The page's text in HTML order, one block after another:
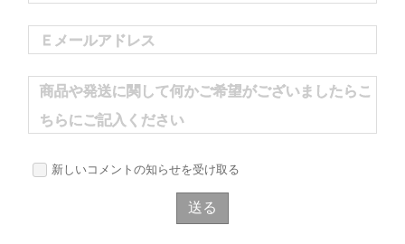
Ｅメールアドレス
商品や発送に関して何かご希望がございましたらこ
ちらにご記入ください
新しいコメントの知らせを受け取る
送る